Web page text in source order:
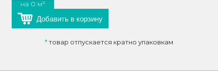
на 0 м²
Добавить в корзину
*товар отпускается кратно упаковкам